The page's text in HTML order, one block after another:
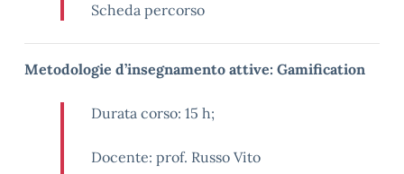
Scheda percorso
Metodologie d’insegnamento attive: Gamification
Durata corso: 15 h;
Docente: prof. Russo Vito